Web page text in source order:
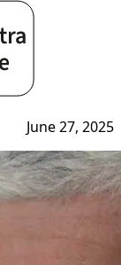
June 27, 2025